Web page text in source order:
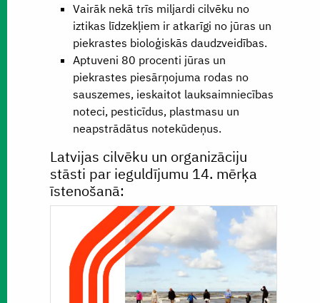
Vairāk nekā trīs miljardi cilvēku no
iztikas līdzekļiem ir atkarīgi no jūras un
piekrastes bioloģiskās daudzveidības.
Aptuveni 80 procenti jūras un
piekrastes piesārņojuma rodas no
sauszemes, ieskaitot lauksaimniecības
noteci, pesticīdus, plastmasu un
neapstrādātus notekūdeņus.
Latvijas cilvēku un organizāciju
stāsti par ieguldījumu 14. mērķa
īstenošanā: